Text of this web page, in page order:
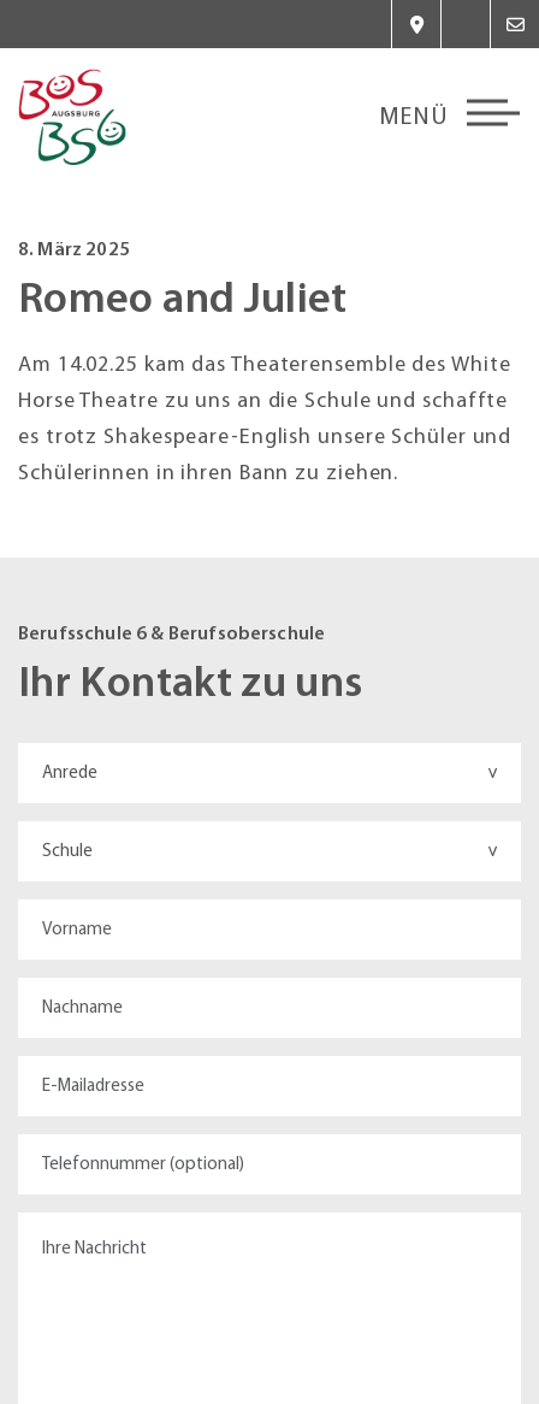
8. März 2025
Romeo and Juliet
Am 14.02.25 kam das Theaterensemble des White
Horse Theatre zu uns an die Schule und schaffte
es trotz Shakespeare-English unsere Schüler und
Schülerinnen in ihren Bann zu ziehen.
Berufsschule 6 & Berufsoberschule
Ihr Kontakt zu uns